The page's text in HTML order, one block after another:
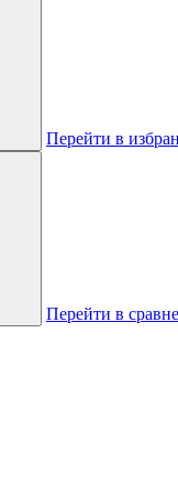
Перейти в
Перейти в